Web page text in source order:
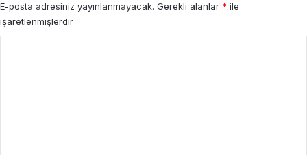
E-posta adresiniz yayınlanmayacak. Gerekli alanlar * ile
işaretlenmişlerdir